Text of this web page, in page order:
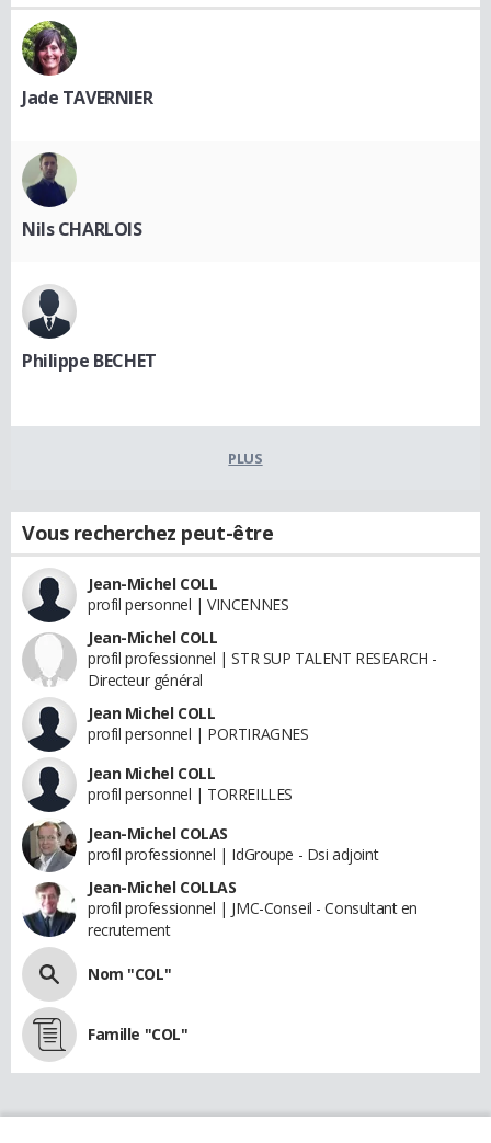
Jade TAVERNIER
Nils CHARLOIS
Philippe BECHET
PLUS
Vous recherchez peut-être
Jean-Michel COLL
profil personnel | VINCENNES
Jean-Michel COLL
profil professionnel | STR SUP TALENT RESEARCH -
Directeur général
Jean Michel COLL
profil personnel | PORTIRAGNES
Jean Michel COLL
profil personnel | TORREILLES
Jean-Michel COLAS
profil professionnel | IdGroupe - Dsi adjoint
Jean-Michel COLLAS
profil professionnel | JMC-Conseil - Consultant en
recrutement
Nom "COL"
Famille "COL"